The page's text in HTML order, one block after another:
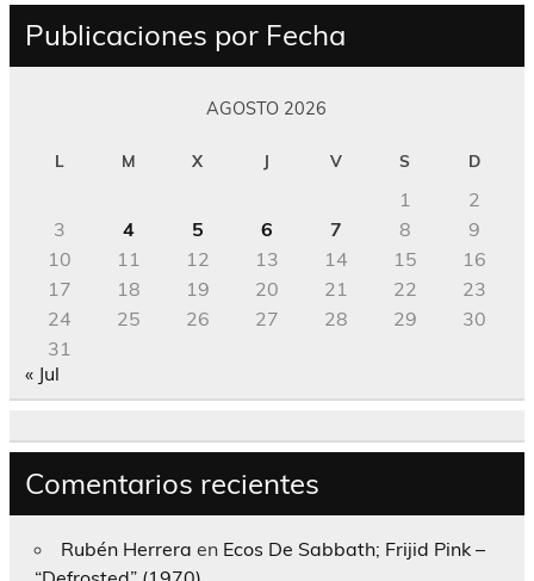
Publicaciones por Fecha
AGOSTO 2026
L M X J V S D
1
2
3
4 5 6 7 8
9
10
11 12 13 14 15
16
17
18 19 20 21 22
23
24
25 26 27 28 29
30
31
« Jul
Comentarios recientes
Rubén Herrera en Ecos De Sabbath; Frijid Pink –